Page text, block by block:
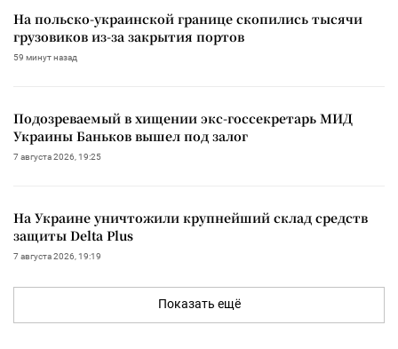
На польско-украинской границе скопились тысячи
грузовиков из-за закрытия портов
59 минут назад
Подозреваемый в хищении экс-госсекретарь МИД
Украины Баньков вышел под залог
7 августа 2026, 19:25
На Украине уничтожили крупнейший склад средств
защиты Delta Plus
7 августа 2026, 19:19
Показать ещё